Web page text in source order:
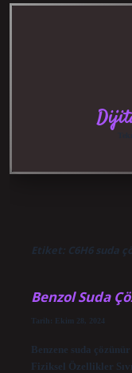
Etiket: C6H6 suda
Benzol Suda
Tarih: Ekim 28, 2024
Benzene suda
Fiziksel Özellikler